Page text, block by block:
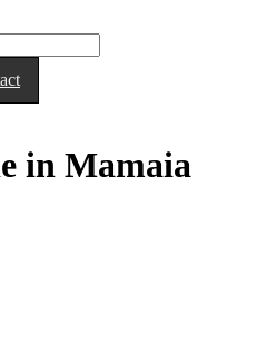
in Mamaia